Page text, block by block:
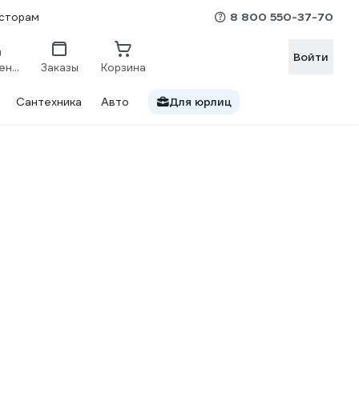
8 800 550-37-70
Сравнение Заказы Корзина
Войти
Сантехника Авто Для юрлиц